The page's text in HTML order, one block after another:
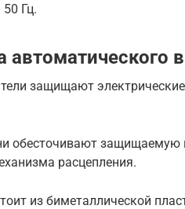
Гц.
автоматического
защищают
обесточивают защищаемую
расцепления.
из биметаллической